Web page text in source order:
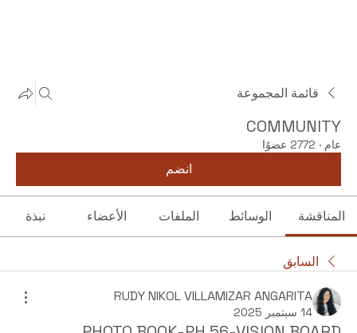
قائمة المجموعة
COMMUNITY
عام · 2772 عضوًا
انضم
المناقشة الوسائط الملفات الأعضاء نبذة
السابق
RUDY NIKOL VILLAMIZAR ANGARITA
14 سبتمبر 2025